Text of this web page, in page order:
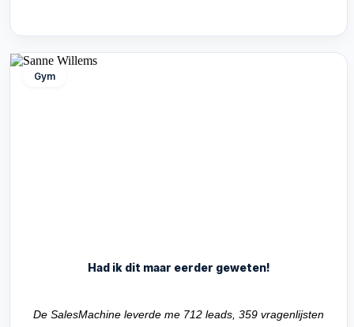
Gym
Had ik dit maar eerder geweten!
De SalesMachine leverde me 712 leads, 359 vragenlijsten